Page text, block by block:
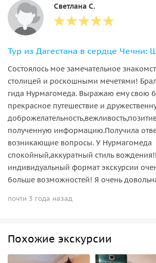
Светлана С.
Состоялось мое замечательное
столицей и роскошными мечетями!
гида Нурмагомеда. Выражаю ему свою
прекрасное путешествие и
полученную информацию.Получила
возникающие вопросы. У Нурмагомеда
спокойный,аккуратный стиль
индивидуальный формат экскурсии
больше возможностей! Я очень
почти 3 года назад
Похожие экскурсии